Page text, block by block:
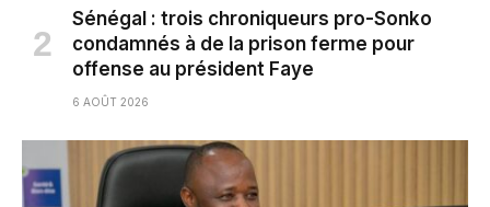
Sénégal : trois chroniqueurs pro-Sonko
condamnés à de la prison ferme pour
offense au président Faye
6 AOÛT 2026